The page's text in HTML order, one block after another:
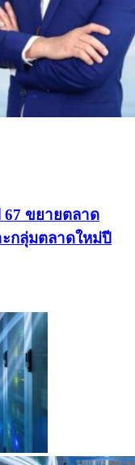
67 ขยายตลาด
กลุ่มตลาดใหม่ปี